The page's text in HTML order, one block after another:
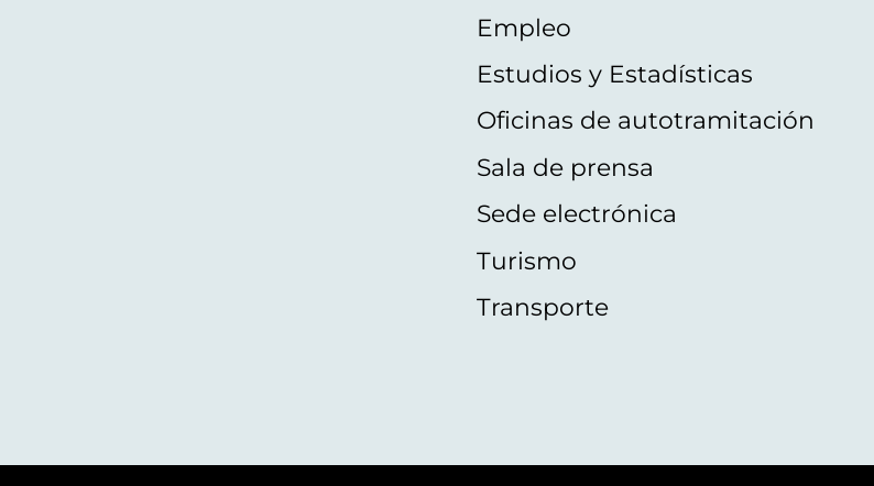
Empleo
Estudios y Estadísticas
Oficinas de autotramitación
Sala de prensa
Sede electrónica
Turismo
Transporte